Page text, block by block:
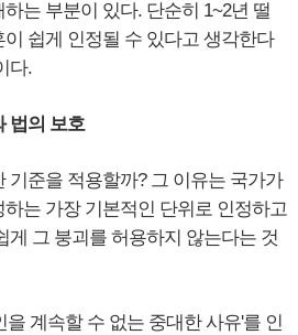
는 부분이 있다. 단순히 1~2년 떨
쉽게 인정될 수 있다고 생각한다
다.
법의 보호
기준을 적용할까? 그 이유는 국가가
는 가장 기본적인 단위로 인정하고
게 그 붕괴를 허용하지 않는다는 것
계속할 수 없는 중대한 사유'를 인